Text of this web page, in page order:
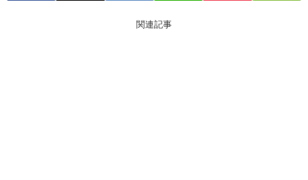
関連記事